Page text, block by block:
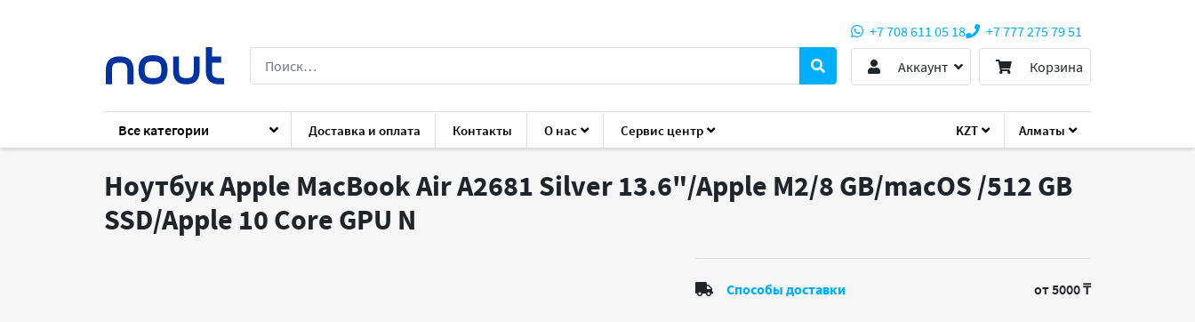
KZT Алматы
+7 708 611 05 18
+7 777 275 79 51
Аккаунт
Корзина
Все категории Доставка и оплата Контакты О нас Сервис центр
Каталог Ноутбуки Apple MacBook Air A2681 Silver
Ноутбук Apple MacBook Air A2681 Silver 13.6"/Apple M2/8 GB/macOS /512 GB
SSD/Apple 10 Core GPU N
Способы доставки от 5000 ₸